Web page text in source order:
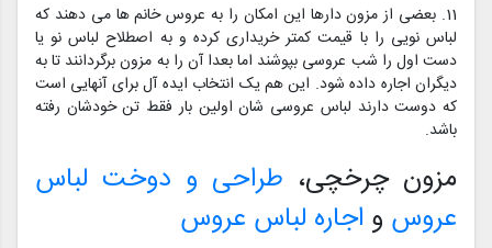
11. بعضی از مزون دارها این امکان را به عروس خانم ها می دهند که
لباس نویی را با قیمت کمتر خریداری کرده و به اصطلاح لباس نو یا
دست اول را شب عروسی بپوشند اما بعدا آن را به مزون برگردانند تا به
دیگران اجاره داده شود. این هم یک انتخاب ایده آل برای آنهایی است
که دوست دارند لباس عروسی شان اولین بار فقط تن خودشان رفته
باشد.
مزون چرخچی، طراحی و دوخت لباس
عروس و اجاره لباس عروس